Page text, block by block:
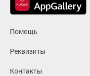
Помощь
Реквизиты
Контакты